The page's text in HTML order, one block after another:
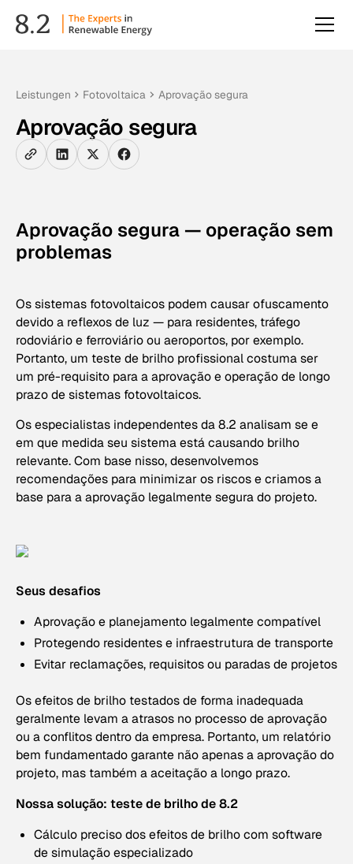
Leistungen Fotovoltaica Aprovação segura
Aprovação segura
Aprovação segura — operação sem
problemas
Os sistemas fotovoltaicos podem causar ofuscamento
devido a reflexos de luz — para residentes, tráfego
rodoviário e ferroviário ou aeroportos, por exemplo.
Portanto, um teste de brilho profissional costuma ser
um pré-requisito para a aprovação e operação de longo
prazo de sistemas fotovoltaicos.
Os especialistas independentes da 8.2 analisam se e
em que medida seu sistema está causando brilho
relevante. Com base nisso, desenvolvemos
recomendações para minimizar os riscos e criamos a
base para a aprovação legalmente segura do projeto.
Seus desafios
Aprovação e planejamento legalmente compatível
Protegendo residentes e infraestrutura de transporte
Evitar reclamações, requisitos ou paradas de projetos
Os efeitos de brilho testados de forma inadequada
geralmente levam a atrasos no processo de aprovação
ou a conflitos dentro da empresa. Portanto, um relatório
bem fundamentado garante não apenas a aprovação do
projeto, mas também a aceitação a longo prazo.
Nossa solução: teste de brilho de 8.2
Cálculo preciso dos efeitos de brilho com software
de simulação especializado